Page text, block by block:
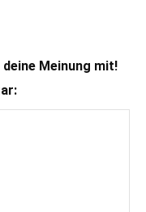
Meinung mit!